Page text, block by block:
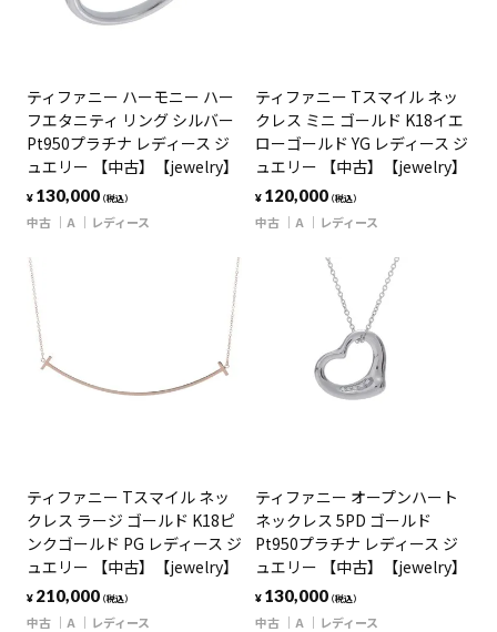
ティファニー ハーモニー ハー
フエタニティ リング シルバー
Pt950プラチナ レディース ジ
ュエリー 【中古】【jewelry】
¥ 130,000（税込）
中古 A レディース
ティファニー Tスマイル ネッ
クレス ミニ ゴールド K18イエ
ローゴールド YG レディース ジ
ュエリー 【中古】【jewelry】
¥ 120,000（税込）
中古 A レディース
ティファニー Tスマイル ネッ
クレス ラージ ゴールド K18ピ
ンクゴールド PG レディース ジ
ュエリー 【中古】【jewelry】
¥ 210,000（税込）
中古 A レディース
ティファニー オープンハート
ネックレス 5PD ゴールド
Pt950プラチナ レディース ジ
ュエリー 【中古】【jewelry】
¥ 130,000（税込）
中古 A レディース